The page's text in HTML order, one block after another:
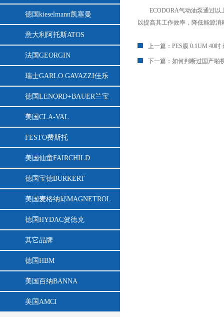
德国kieselmann凯塞曼
意大利阿托斯ATOS
法国GEORGIN
瑞士GARLO GAVAZZI佳乐
德国LENORD+BAUER兰宝
美国CLA-VAL
FESTO费斯托
美国仙童FAIRCHILD
德国宝德BURKERT
美国麦格纳邱MAGNETROL
德国HYDAC贺德克
其它品牌
德国HBM
美国百纳BANNA
美国AMCI
ECODORA气动油泵通过以上的
以提高其工作效率，降低能源消
上一篇： PES膜 0.1UM 40
下一篇： 如何判断过国产啪